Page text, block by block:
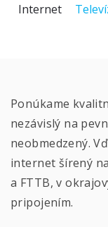
Internet
Ponúkame
nezávislý na
neobmedzený.
internet šírený
a FTTB, v
pripojením.